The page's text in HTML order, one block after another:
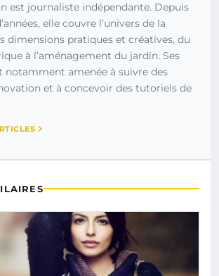
est journaliste indépendante. Depuis
elle couvre l’univers de la
dimensions pratiques et créatives, du
à l’aménagement du jardin. Ses
notamment amenée à suivre des
et à concevoir des tutoriels de